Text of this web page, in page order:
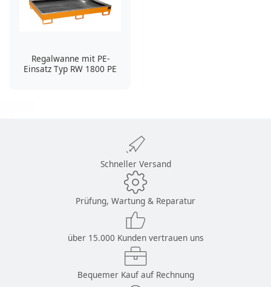
Regalwanne mit PE-
Einsatz Typ RW 1800 PE
Schneller Versand
Prüfung, Wartung & Reparatur
über 15.000 Kunden vertrauen uns
Bequemer Kauf auf Rechnung